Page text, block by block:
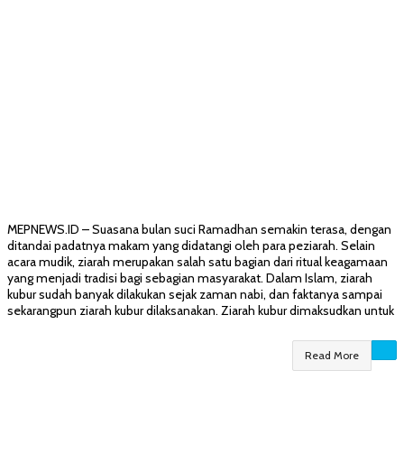
MEPNEWS.ID – Suasana bulan suci Ramadhan semakin terasa, dengan
ditandai padatnya makam yang didatangi oleh para peziarah. Selain
acara mudik, ziarah merupakan salah satu bagian dari ritual keagamaan
yang menjadi tradisi bagi sebagian masyarakat. Dalam Islam, ziarah
kubur sudah banyak dilakukan sejak zaman nabi, dan faktanya sampai
sekarangpun ziarah kubur dilaksanakan. Ziarah kubur dimaksudkan untuk
Read More